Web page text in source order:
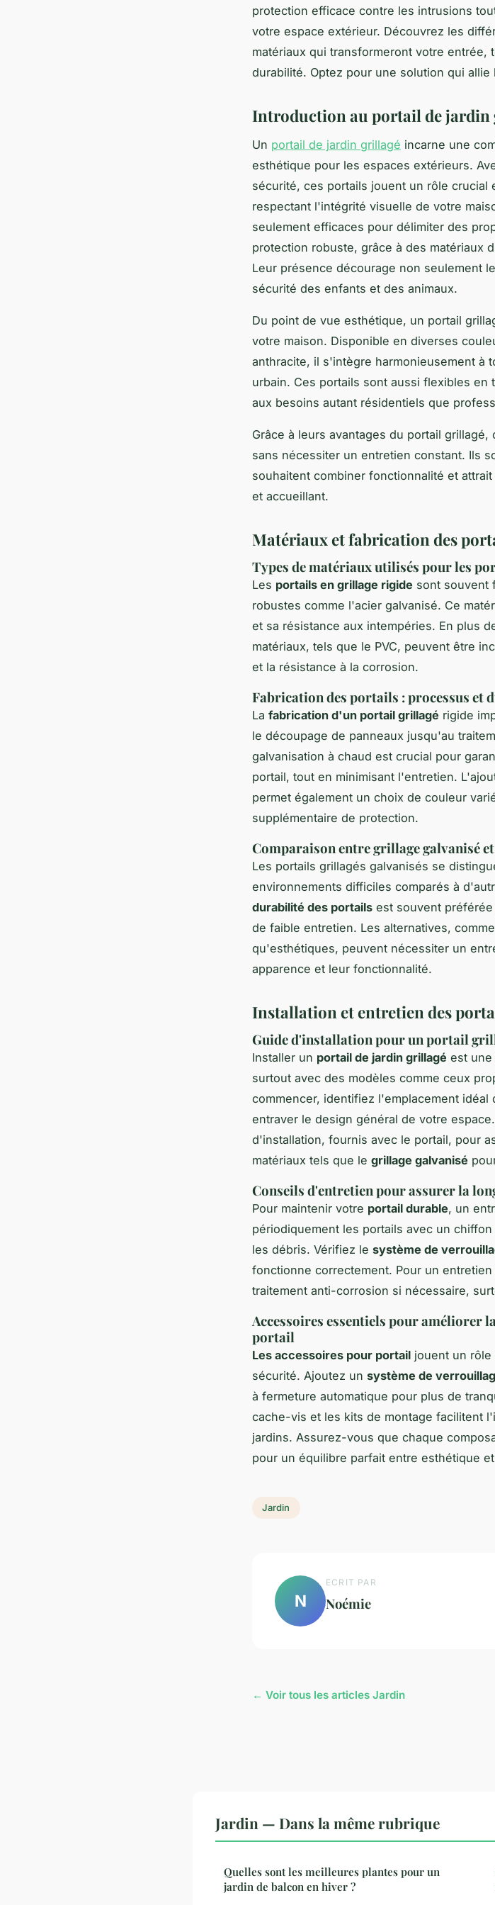
protection efficace contre les intrusions
votre espace extérieur. Découvrez les
matériaux qui transformeront votre entrée,
durabilité. Optez pour une solution qui allie
Introduction au portail de jardin
Un portail de jardin grillagé incarne une
esthétique pour les espaces extérieurs.
sécurité, ces portails jouent un rôle crucial
respectant l'intégrité visuelle de votre
seulement efficaces pour délimiter des
protection robuste, grâce à des matériaux
Leur présence décourage non seulement
sécurité des enfants et des animaux.
Du point de vue esthétique, un portail
votre maison. Disponible en diverses
anthracite, il s'intègre harmonieusement à
urbain. Ces portails sont aussi flexibles en
aux besoins autant résidentiels que
Grâce à leurs avantages du portail
sans nécessiter un entretien constant. Ils
souhaitent combiner fonctionnalité et
et accueillant.
Matériaux et fabrication des
Types de matériaux utilisés pour les
Les portails en grillage rigide sont souvent
robustes comme l'acier galvanisé. Ce
et sa résistance aux intempéries. En plus
matériaux, tels que le PVC, peuvent être
et la résistance à la corrosion.
Fabrication des portails : processus et
La fabrication d'un portail grillagé rigide
le découpage de panneaux jusqu'au
galvanisation à chaud est crucial pour
portail, tout en minimisant l'entretien.
permet également un choix de couleur
supplémentaire de protection.
Comparaison entre grillage galvanisé
Les portails grillagés galvanisés se
environnements difficiles comparés à
durabilité des portails est souvent
de faible entretien. Les alternatives,
qu'esthétiques, peuvent nécessiter un
apparence et leur fonctionnalité.
Installation et entretien des
Guide d'installation pour un portail
Installer un portail de jardin grillagé est une
surtout avec des modèles comme ceux
commencer, identifiez l'emplacement idéal
entraver le design général de votre
d'installation, fournis avec le portail, pour
matériaux tels que le grillage galvanisé
Conseils d'entretien pour assurer la
Pour maintenir votre portail durable, un
périodiquement les portails avec un
les débris. Vérifiez le système de
fonctionne correctement. Pour un
traitement anti-corrosion si nécessaire,
Accessoires essentiels pour améliorer
portail
Les accessoires pour portail jouent un rôle
sécurité. Ajoutez un système de
à fermeture automatique pour plus de
cache-vis et les kits de montage facilitent
jardins. Assurez-vous que chaque
pour un équilibre parfait entre esthétique
Jardin
N
ECRIT PAR
Noémie
← Voir tous les articles Jardin
Jardin — Dans la même rubrique
Quelles sont les meilleures plantes pour un
jardin de balcon en hiver ?